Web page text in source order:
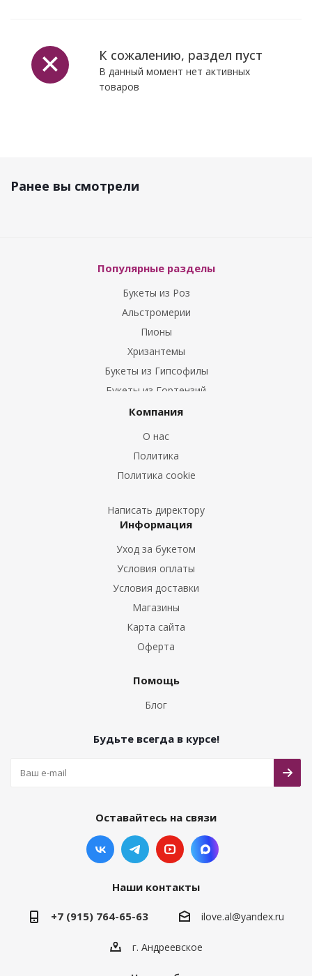
К сожалению, раздел пуст
В данный момент нет активных
товаров
Ранее вы смотрели
Популярные разделы
Букеты из Роз
Альстромерии
Пионы
Хризантемы
Букеты из Гипсофилы
Букеты из Гортензий
Букеты из Ирисов
Букеты из Эустом
Букеты из Гладиолусов
Букеты из Тюльпанов
Компания
О нас
Политика
Политика cookie
Написать директору
Информация
Уход за букетом
Условия оплаты
Условия доставки
Магазины
Карта сайта
Оферта
Помощь
Блог
Будьте всегда в курсе!
Оставайтесь на связи
Наши контакты
+7 (915) 764-65-63 ilove.al@yandex.ru
г. Андреевское